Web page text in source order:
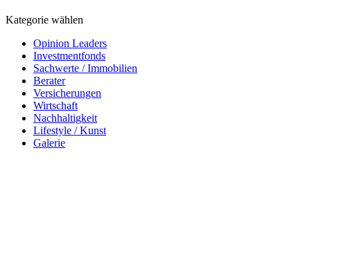
Kategorie wählen
Opinion Leaders
Investmentfonds
Sachwerte / Immobilien
Berater
Versicherungen
Wirtschaft
Nachhaltigkeit
Lifestyle / Kunst
Galerie